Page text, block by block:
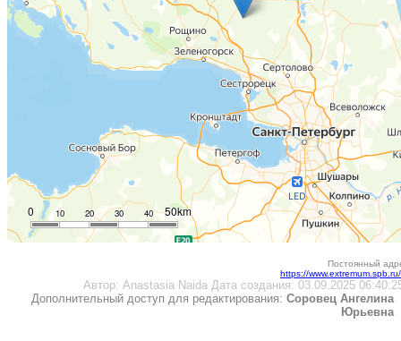
10
0 20 30 40 50km
Постоянный
https://
Автор: Anastasia NaidaДата создания: 03.09.2025
Дополнительный доступ для редактирования: Соровец Ангелина
Юрьевна